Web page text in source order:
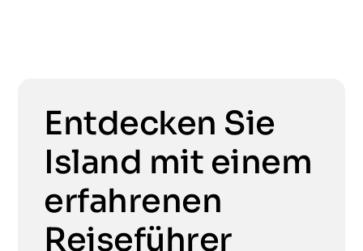
Entdecken Sie
Island mit einem
erfahrenen
Reiseführer